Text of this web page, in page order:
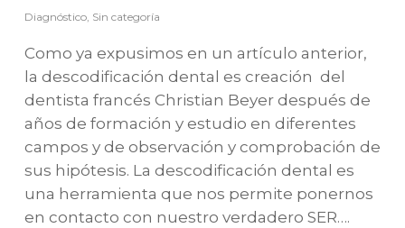
Diagnóstico, Sin categoría
Como ya expusimos en un artículo anterior,
la descodificación dental es creación del
dentista francés Christian Beyer después de
años de formación y estudio en diferentes
campos y de observación y comprobación de
sus hipótesis. La descodificación dental es
una herramienta que nos permite ponernos
en contacto con nuestro verdadero SER….